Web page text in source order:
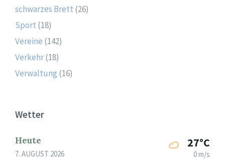
schwarzes Brett (26)
Sport (18)
Vereine (142)
Verkehr(18)
Verwaltung (16)
Wetter
Heute
7. AUGUST 2026
27°C
0 m/s